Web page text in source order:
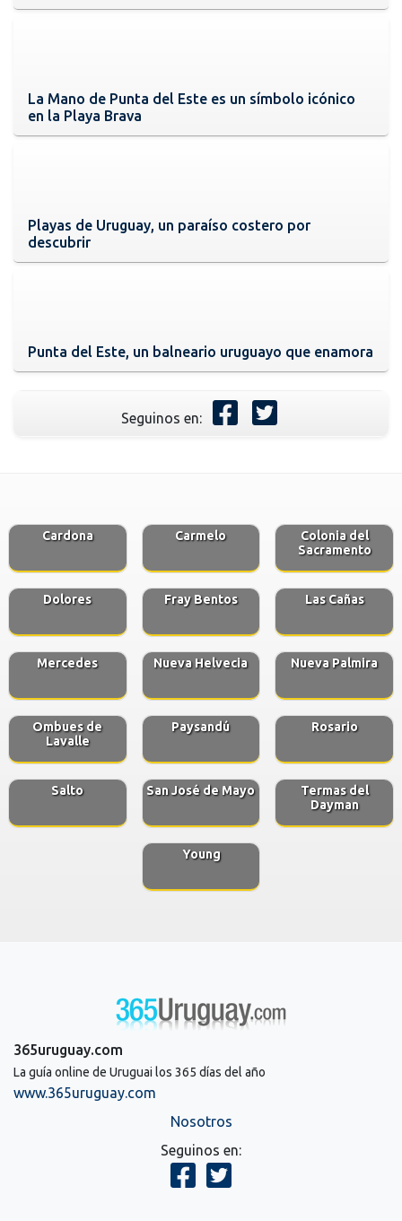
La Mano de Punta del Este es un símbolo icónico
en la Playa Brava
Playas de Uruguay, un paraíso costero por
descubrir
Punta del Este, un balneario uruguayo que enamora
Seguinos en:
Cardona Carmelo
Colonia del
Sacramento
Dolores Fray Bentos Las Cañas
Mercedes Nueva Helvecia Nueva Palmira
Ombues de
Lavalle
Paysandú Rosario
Salto San José de Mayo
Termas del
Dayman
Young
365uruguay.com
La guía online de Uruguai los 365 días del año
www.365uruguay.com
Nosotros
Seguinos en: